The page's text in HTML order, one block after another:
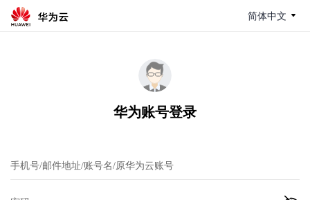
简体中文
华为账号登录